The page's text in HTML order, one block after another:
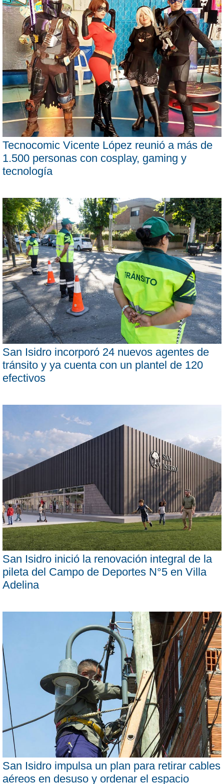
Tecnocomic Vicente López reunió a más de
1.500 personas con cosplay, gaming y
tecnología
San Isidro incorporó 24 nuevos agentes de
tránsito y ya cuenta con un plantel de 120
efectivos
San Isidro inició la renovación integral de la
pileta del Campo de Deportes N°5 en Villa
Adelina
San Isidro impulsa un plan para retirar cables
aéreos en desuso y ordenar el espacio